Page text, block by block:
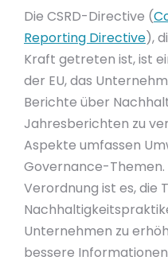
Die CSRD-Directive (
Reporting Directive),
Kraft getreten ist, ist
der EU, das
Berichte über
Jahresberichten zu
Aspekte umfassen
Governance-Themen.
Verordnung ist es, die
Unternehmen zu
bessere